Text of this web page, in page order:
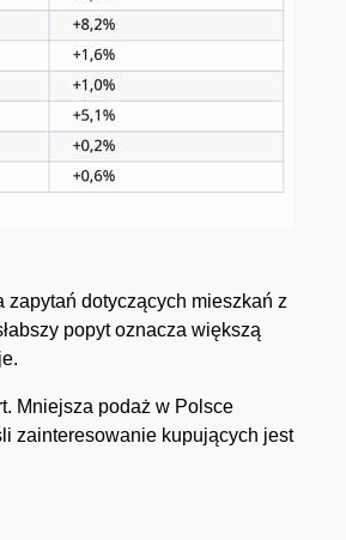
dotyczących mieszkań z
popyt oznacza większą
Mniejsza podaż w Polsce
zainteresowanie kupujących jest